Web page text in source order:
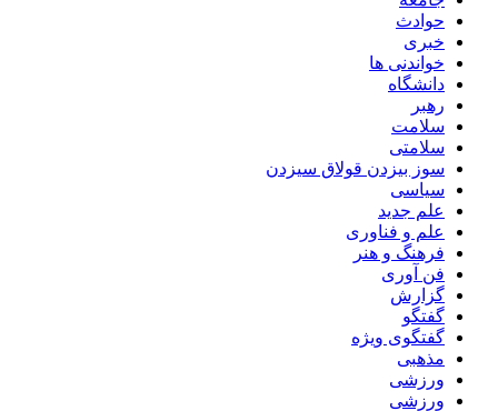
حوادث
خبری
خواندنی ها
دانشگاه
رهبر
سلامت
سلامتی
سوز بیزدن قولاق سیزدن
سیاسی
علم جدید
علم و فناوری
فرهنگ و هنر
فن آوری
گزارش
گفتگو
گفتگوی ویژه
مذهبی
ورزشی
ورزشی